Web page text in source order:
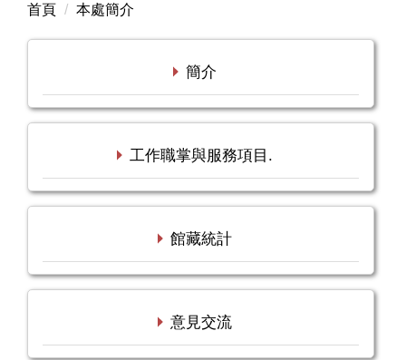
首頁 本處簡介
簡介
工作職掌與服務項目.
館藏統計
意見交流